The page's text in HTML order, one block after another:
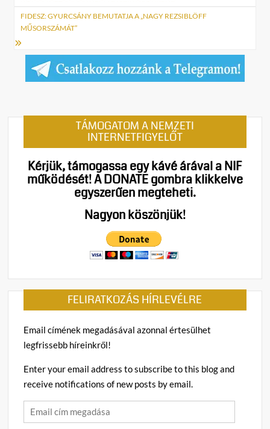
FIDESZ: GYURCSÁNY BEMUTATJA A „NAGY REZSIBLÖFF
MŰSORSZÁMÁT”
TÁMOGATOM A NEMZETI
INTERNETFIGYELŐT
Kérjük, támogassa egy kávé árával a NIF
működését!A DONATE gombra klikkelve
egyszerűen megteheti.
Nagyon köszönjük!
FELIRATKOZÁS HÍRLEVÉLRE
Email címének megadásával azonnal értesülhet
legfrissebb híreinkről!
Enter your email address to subscribe to this blog and
receive notifications of new posts by email.
Email
cím